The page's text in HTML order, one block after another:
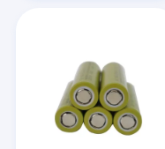
Au sujet de nous
Visite d'usine